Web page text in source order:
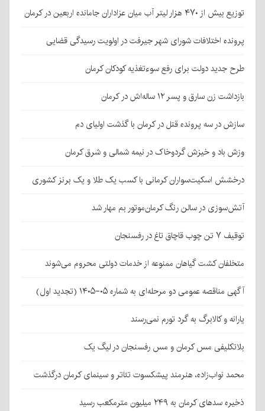
توزیع بیش از ۴۷۰ هزار لیتر آب میان عزاداران جامانده اربعین در کرمان
پرونده اختلافات شورای شهر جیرفت در اولویت رسیدگی قضایی
طرح جدید دولت برای رفع سوءتغذیه کودکان کرمان
بازداشت زن سارق و پسر ۱۲ ساله‌اش در کرمان
سازش در سه پرونده قتل در کرمان با گذشت اولیای دم
وزش باد و خیزش گردوخاک در نیمه شمالی و شرق کرمان
درخشش اسکیت‌سواران کرمانی با کسب یک طلا و یک برنز کشوری
آتش‌سوزی در سالن رنگ کرمان‌موتور بم مهار شد
توقیف ۷ تن چوب قاچاق تاغ در رفسنجان
متخلفان کشت گیاهان ممنوعه از خدمات دولتی محروم می‌شوند
آگهی مناقصه عمومی دو مرحله‌ای به شماره ۰۵-۱۴۰۵ (تجدید اول)
یارانه و کالابرگ به گرد تورم نمی‌رسند
بلاتکلیفی مس کرمان و مس رفسنجان در لیگ یک
محمد نواب‌زاده، هنرمند پیشکسوت تئاتر و سینمای کرمان درگذشت
ذخیره سدهای کرمان به ۲۴۹ میلیون مترمکعب رسید